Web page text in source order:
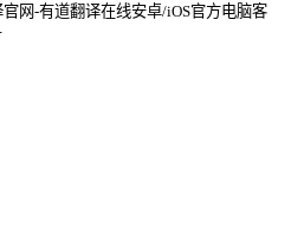
网-有道翻译在线安卓/iOS官方电脑客